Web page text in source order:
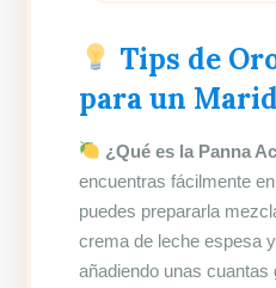
Tips de
para un
¿Qué es la Panna
encuentras fácilmente
puedes prepararla
crema de leche espesa
añadiendo unas cuantas